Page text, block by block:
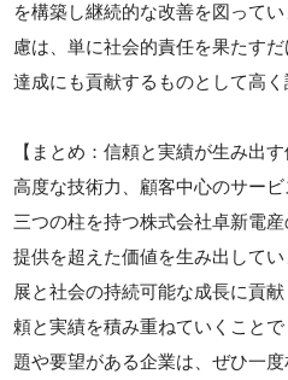
を構築し継続的な改善を図って
慮は、単に社会的責任を果たす
達成にも貢献するものとして高く
【まとめ：信頼と実績が生み出す
高度な技術力、顧客中心のサー
三つの柱を持つ株式会社卓新電
提供を超えた価値を生み出して
展と社会の持続可能な成長に貢
頼と実績を積み重ねていくこと
題や要望がある企業は、ぜひ一